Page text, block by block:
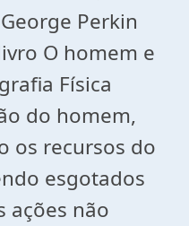
Perkin
O homem e
Física
do homem,
os recursos do
esgotados
ações não